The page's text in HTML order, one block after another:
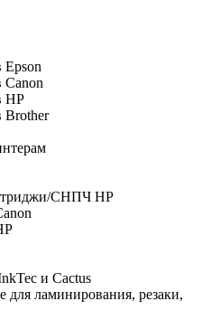
Canon
HP
Brother
СНПЧ HP
и Cactus
для ламинирования, резаки,